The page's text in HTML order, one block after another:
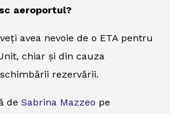
aeroportul?
avea nevoie de o ETA pentru
chiar și din cauza
rezervării.
de Sabrina Mazzeo pe